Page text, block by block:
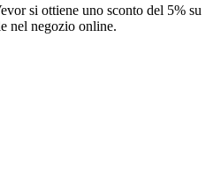
si ottiene uno sconto del 5% su
nel negozio online.